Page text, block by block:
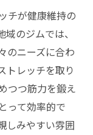
ッチが与え
成長
豊かさ
チが健康維持の
のジムでは、
のニーズに合わ
トレッチを取り
つつ筋力を鍛え
って効率的で
しみやすい雰囲